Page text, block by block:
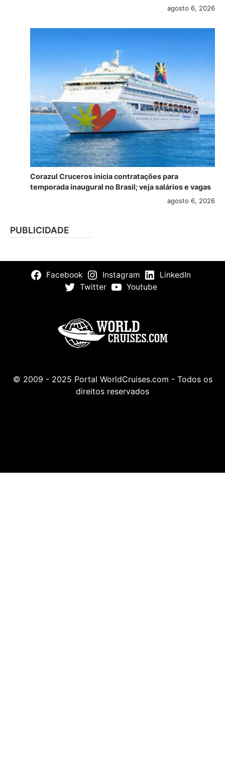
agosto 6, 2026
Corazul Cruceros inicia contratações para
temporada inaugural no Brasil; veja salários e vagas
agosto 6, 2026
PUBLICIDADE
Facebook Instagram
LinkedIn
Twitter
Youtube
© 2009 - 2025 Portal WorldCruises.com - Todos os
direitos reservados